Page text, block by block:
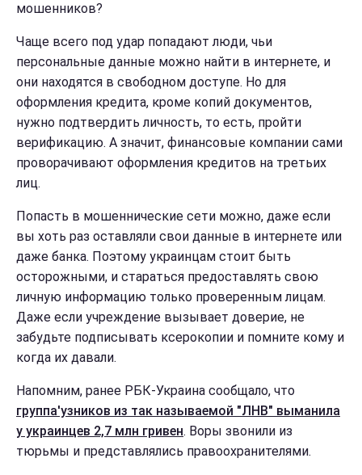
мошенников?
Чаще всего под удар попадают люди, чьи
персональные данные можно найти в интернете, и
они находятся в свободном доступе. Но для
оформления кредита, кроме копий документов,
нужно подтвердить личность, то есть, пройти
верификацию. А значит, финансовые компании сами
проворачивают оформления кредитов на третьих
лиц.
Попасть в мошеннические сети можно, даже если
вы хоть раз оставляли свои данные в интернете или
даже банка. Поэтому украинцам стоит быть
осторожными, и стараться предоставлять свою
личную информацию только проверенным лицам.
Даже если учреждение вызывает доверие, не
забудьте подписывать ксерокопии и помните кому и
когда их давали.
Напомним, ранее РБК-Украина сообщало, что
группа'узников из так называемой "ЛНВ" выманила
у украинцев 2,7 млн гривен. Воры звонили из
тюрьмы и представлялись правоохранителями.